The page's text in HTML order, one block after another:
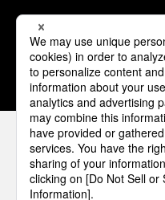
1 2 3
パナソニックの